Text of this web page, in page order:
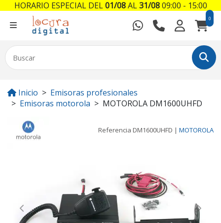
0
Inicio
Emisoras profesionales
Emisoras motorola
MOTOROLA DM1600UHFD
Referencia DM1600UHFD | MOTOROLA
Previous Next
HORARIO ESPECIAL DEL01/08AL31/0809:00 - 15:00